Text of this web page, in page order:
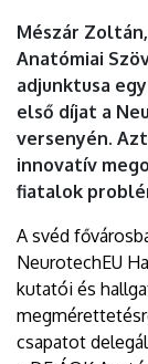
Mészár
Anatómiai
adjunktusa
első díjat a
versenyén.
innovatív
fiatalok
A svéd
NeurotechEU
kutatói és
csapatot